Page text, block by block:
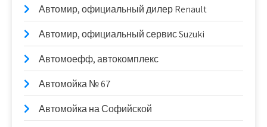
Автомир, официальный дилер Renault
Автомир, официальный сервис Suzuki
Автомоефф, автокомплекс
Автомойка № 67
Автомойка на Софийской